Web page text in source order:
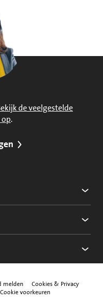
de veelgestelde
op.
melden
Cookies & Privacy
Cookie voorkeuren